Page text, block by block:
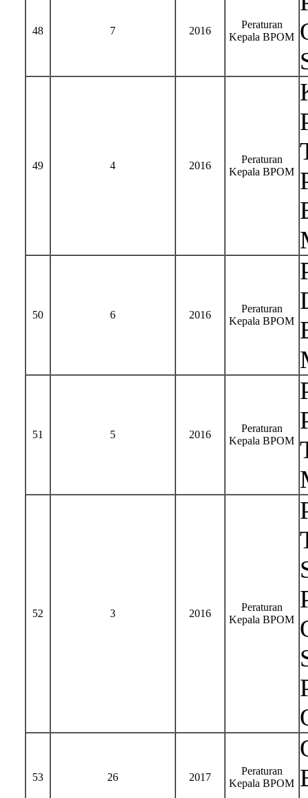
48 7 2016
Peraturan
Kepala BPOM
49 4 2016
Peraturan
Kepala BPOM
50 6 2016
Peraturan
Kepala BPOM
51 5 2016
Peraturan
Kepala BPOM
52 3 2016
Peraturan
Kepala BPOM
53 26 2017
Peraturan
Kepala BPOM